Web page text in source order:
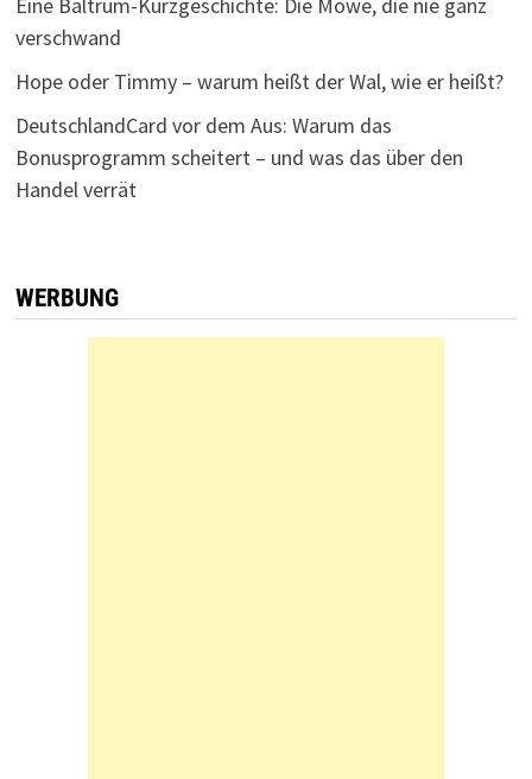
Eine Baltrum-Kurzgeschichte: Die Möwe, die nie ganz
verschwand
Hope oder Timmy – warum heißt der Wal, wie er heißt?
DeutschlandCard vor dem Aus: Warum das
Bonusprogramm scheitert – und was das über den
Handel verrät
WERBUNG